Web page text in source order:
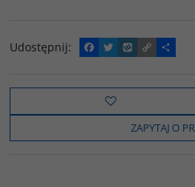
Udostępnij:
F
a
e
o
k
T
w
t
t
e
W
y
o
C
o
y
i
n
k
P
o
z
e
l
s
ZAPYTAJ O